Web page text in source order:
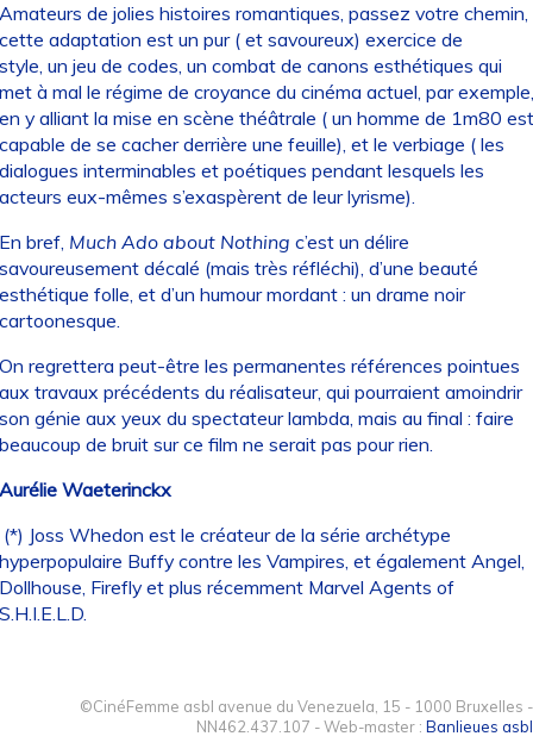
de jolies histoires romantiques, passez votre chemin,
adaptation est un pur ( et savoureux) exercice de
un jeu de codes, un combat de canons esthétiques qui
à mal le régime de croyance du cinéma actuel, par exemple,
y alliant la mise en scène théâtrale ( un homme de 1m80 est
de se cacher derrière une feuille), et le verbiage ( les
interminables et poétiques pendant lesquels les
eux-mêmes s’exaspèrent de leur lyrisme).
bref, Much Ado about Nothing c’est un délire
décalé (mais très réfléchi), d’une beauté
folle, et d’un humour mordant : un drame noir
regrettera peut-être les permanentes références pointues
travaux précédents du réalisateur, qui pourraient amoindrir
génie aux yeux du spectateur lambda, mais au final : faire
de bruit sur ce film ne serait pas pour rien.
Waeterinckx
Joss Whedon est le créateur de la série archétype
Buffy contre les Vampires, et également Angel,
Firefly et plus récemment Marvel Agents of
©CinéFemme asbl avenue du Venezuela, 15 - 1000 Bruxelles -
NN462.437.107 - Web-master : Banlieues asbl